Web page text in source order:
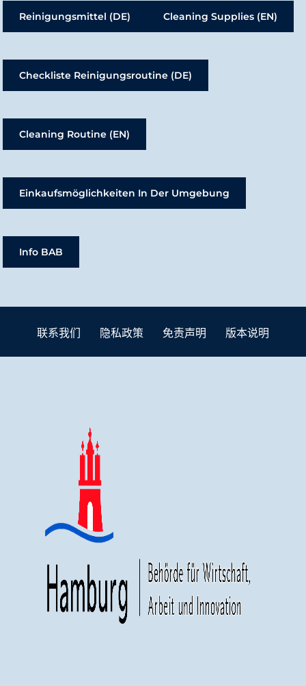
Reinigungsmittel (DE) Cleaning Supplies (EN)
Checkliste Reinigungsroutine (DE)
Cleaning Routine (EN)
Einkaufsmöglichkeiten In Der Umgebung
Info BAB
联系我们 隐私政策 免责声明 版本说明